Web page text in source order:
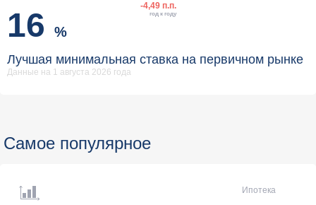
16 %
-4,49 п.п.
год к году
Лучшая минимальная ставка на первичном рынке
Данные на 1 августа 2026 года
Самое популярное
Ипотека